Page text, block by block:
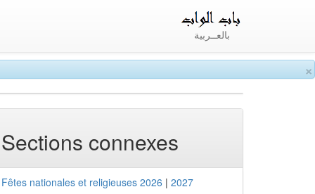
×
بالعــربية
Sections connexes
Fêtes nationales et religieuses 2026 | 2027